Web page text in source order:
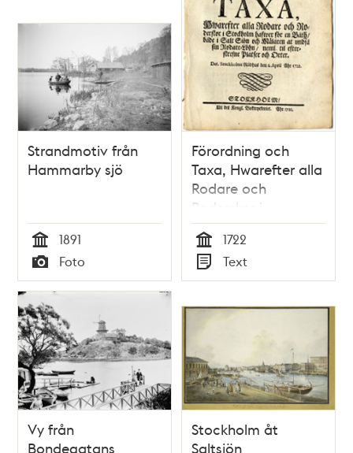
Strandmotiv från
Hammarby sjö
Tid
1891
Typ
Foto
Förordning och
Taxa, Hwarefter alla
Rodare och
Roderskor i
Stockholm hafwer
för en Båth, både i
Salt Siön och
Mälaren at undfå
sin Rodare-Löhn,
neml. til efterskrefne
Platser och Orter.
Dat. Stockholms
Rådhus den 2. April
Åhr 1722.
Tid
1722
Typ
Text
Vy från
Bondegatans
Stockholm åt
Saltsjön